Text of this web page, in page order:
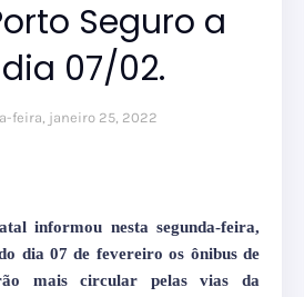
Seguro a
07/02.
feira, janeiro 25, 2022
informou nesta segunda-feira,
dia 07 de fevereiro os ônibus de
mais circular pelas vias da